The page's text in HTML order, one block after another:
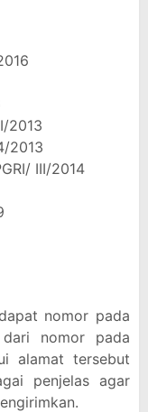
2013
2013
III/2014
nomor pada
nomor pada
alamat tersebut
penjelas agar